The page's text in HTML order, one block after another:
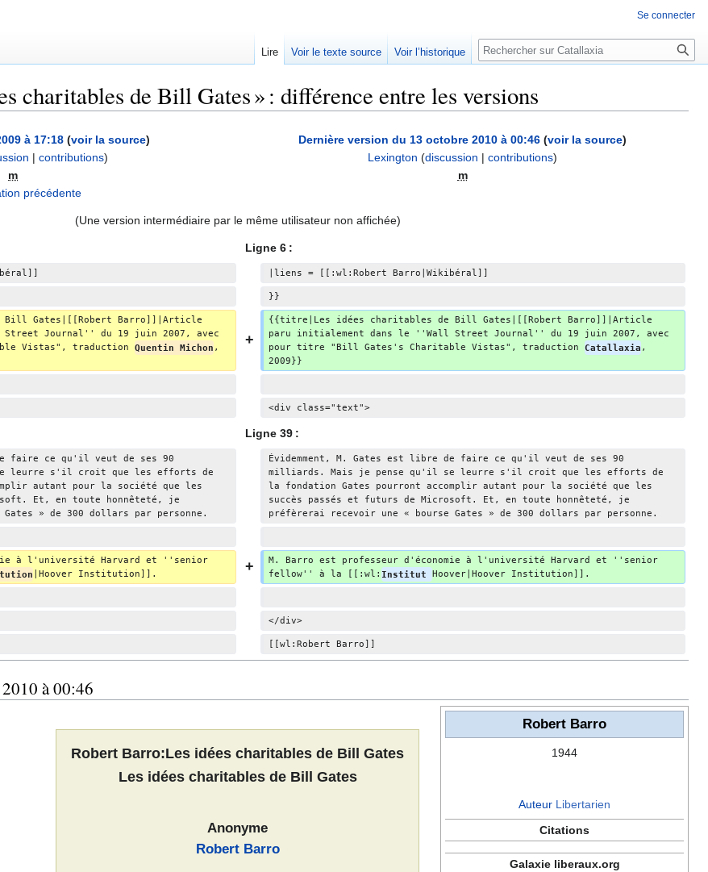
charitables de Bill Gates » : différence entre les versions
à 17:18 (voir la source)
| contributions)
m
précédente
Dernière version du 13 octobre 2010 à 00:46 (voir la source)
Lexington (discussion | contributions)
m
c
u
u
m
a
(Une version intermédiaire par le même utilisateur non affichée)
Ligne 6 :
|liens = [[:wl:Robert Barro|Wikibéral]]
}}
Gates|[[Robert Barro]]|Article
Journal'' du 19 juin 2007, avec
Vistas", traduction Quentin Michon ,
{{titre|Les idées charitables de Bill Gates|[[Robert Barro]]|Article
paru initialement dans le ''Wall Street Journal'' du 19 juin 2007, avec
pour titre "Bill Gates's Charitable Vistas", traduction Catallaxia ,
2009}}
<div class="text">
Ligne 39 :
faire ce qu'il veut de ses 90
leurre s'il croit que les efforts de
autant pour la société que les
Et, en toute honnêteté, je
» de 300 dollars par personne.
Évidemment, M. Gates est libre de faire ce qu'il veut de ses 90
milliards. Mais je pense qu'il se leurre s'il croit que les efforts de
la fondation Gates pourront accomplir autant pour la société que les
succès passés et futurs de Microsoft. Et, en toute honnêteté, je
préfèrerai recevoir une « bourse Gates » de 300 dollars par personne.
à l'université Harvard et ''senior
|Hoover Institution]].
M. Barro est professeur d'économie à l'université Harvard et ''senior
fellow'' à la [[:wl: Institut Hoover|Hoover Institution]].
</div>
[[wl:Robert Barro]]
à 00:46
Robert Barro
1944
Auteur Libertarien
Citations
Galaxie liberaux.org
Robert Barro:Les idées charitables de Bill Gates
Les idées charitables de Bill Gates
Anonyme
Robert Barro
Se connecter
Lire Voir le texte source Voir l’historique Rechercher